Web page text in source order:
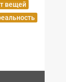
вещей